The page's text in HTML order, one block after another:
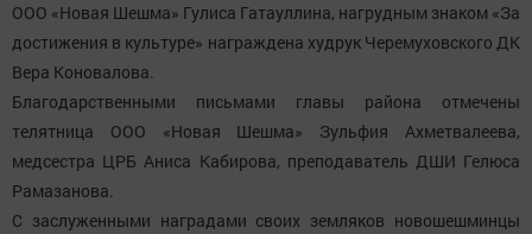
ООО «Новая Шешма» Гулиса Гатауллина, нагрудным знаком «За
достижения в культуре» награждена худрук Черемуховского ДК
Вера Коновалова.
Благодарственными письмами главы района отмечены
телятница ООО «Новая Шешма» Зульфия Ахметвалеева,
медсестра ЦРБ Аниса Кабирова, преподаватель ДШИ Гелюса
Рамазанова.
С заслуженными наградами своих земляков новошешминцы